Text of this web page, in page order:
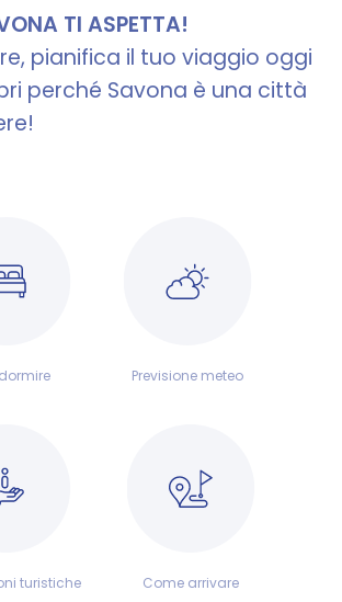
TI ASPETTA!
pianifica il tuo viaggio oggi
perché Savona è una città
Previsione meteo
turistiche Come arrivare